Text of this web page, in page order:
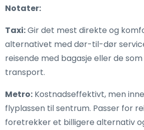
Notater:
Taxi:Gir det mest direkte og
alternativet med dør-til-dør
reisende med bagasje eller de
transport.
Metro: Kostnadseffektivt, men
flyplassen til sentrum. Passer for
foretrekker et billigere alternativ